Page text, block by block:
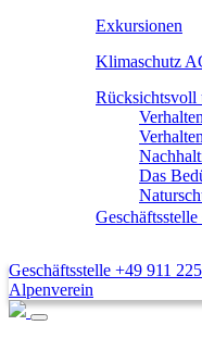
Exkursionen
Klimaschutz
Das
Geschäftsstelle
Geschäftsstelle +49 911
Alpenverein